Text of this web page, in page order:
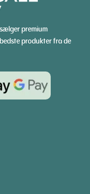
premium
produkter fra de